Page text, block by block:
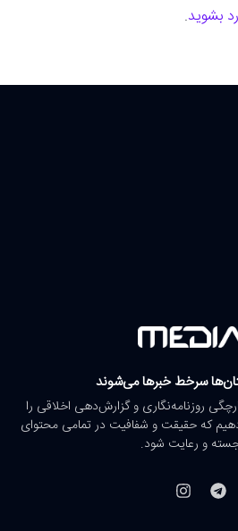
بشوید.
سرخط خبرها می‌شوند
روزنامه‌نگاری و گزارش‌دهی اخلاقی را
که حقیقت و شفافیت در تمامی محتوای
و رعایت شود.